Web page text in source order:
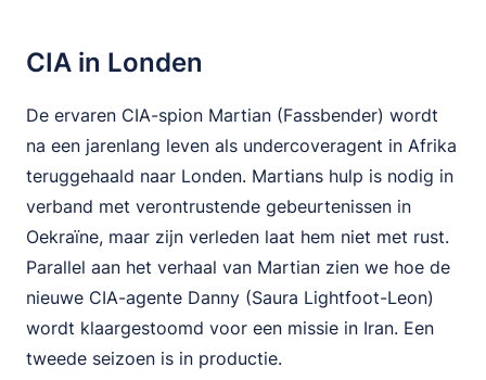
CIA in Londen
De ervaren CIA-spion Martian (Fassbender) wordt
na een jarenlang leven als undercoveragent in Afrika
teruggehaald naar Londen. Martians hulp is nodig in
verband met verontrustende gebeurtenissen in
Oekraïne, maar zijn verleden laat hem niet met rust.
Parallel aan het verhaal van Martian zien we hoe de
nieuwe CIA-agente Danny (Saura Lightfoot-Leon)
wordt klaargestoomd voor een missie in Iran. Een
tweede seizoen is in productie.